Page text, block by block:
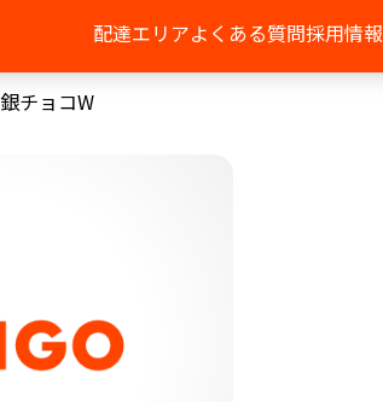
配達エリアよくある質問採用情報
銀チョコW